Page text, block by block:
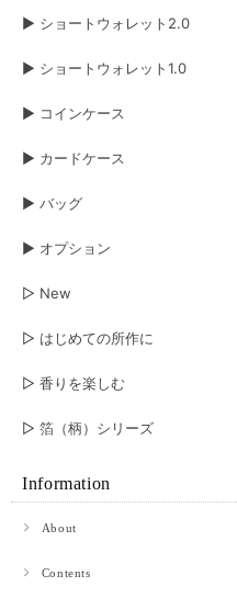
▶︎ ショートウォレット2.0
▶︎ ショートウォレット1.0
▶︎ コインケース
▶︎ カードケース
▶︎ バッグ
▶︎ オプション
▷ New
▷ はじめての所作に
▷ 香りを楽しむ
▷ 箔（柄）シリーズ
Information
About
Contents